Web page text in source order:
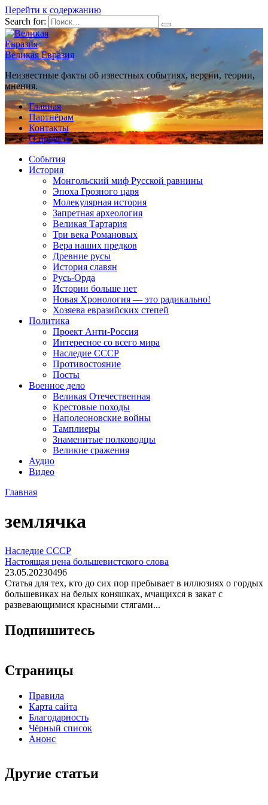
Перейти к содержанию
Search for:
Великая Евразия
Неизвестные факты об известных событиях, версии, теории,
мнения.
Главная
Партнёрам
Контакты
О проекте
События
История
Монгольский миф Русской равнины
Эпоха Грозного царя
Молекулярная история
Запретная археология
Великая Тартария
Три века Романовых
Вера наших предков
Древние русы
История славян
Русь-Орда
Истории больше нет
Новая Хронология — это радикально!
Хозяева евразийских степей
Политика
Проект Анти-Россия
Интересное со всего мира
Наследие СССР
Противостояние
Посты
Военное дело
Великая Отечественная
Крестовые походы
Наполеоновские войны
Тамплиеры
Знаменитые полководцы
Великие сражения
Аудио
Видео
Главная
землячка
Наследие СССР
Настоящая цена большевистского слова
23.05.20230496
Статья для тех, кто до сих пор пребывает в иллюзиях о гордых
большевиках на белых коняшках, мчащихся в закат с
развевающимися красными стягами...
Подпишитесь
Страницы
Правила
Карта сайта
Благодарность
Чёрный список
Анонс
Другие статьи